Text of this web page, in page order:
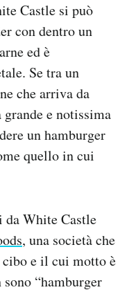
Castle si può
con dentro un
ed è
Se tra un
che arriva da
e notissima
un hamburger
quello in cui
da White Castle
, una società che
cibo e il cui motto è
“hamburger